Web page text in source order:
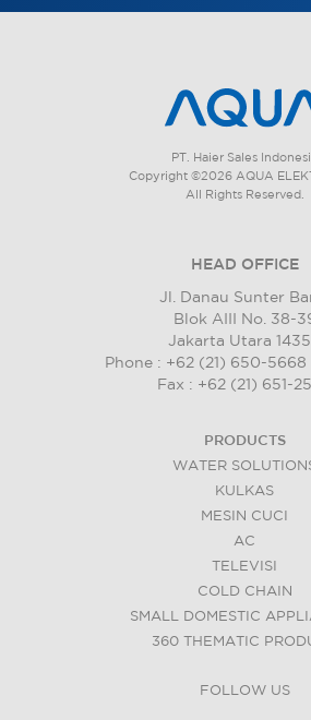
PT. Haier Sales
Copyright ©2026 AQUA
All Rights Reserved.
HEAD OFFICE
Jl. Danau Sunter
Blok AIII No. 38-
Jakarta Utara
Phone : +62 (21) 650-
Fax : +62 (21) 651-
PRODUCTS
WATER
KULKAS
MESIN CUCI
AC
TELEVISI
COLD CHAIN
SMALL DOMESTIC
360 THEMATIC
FOLLOW US